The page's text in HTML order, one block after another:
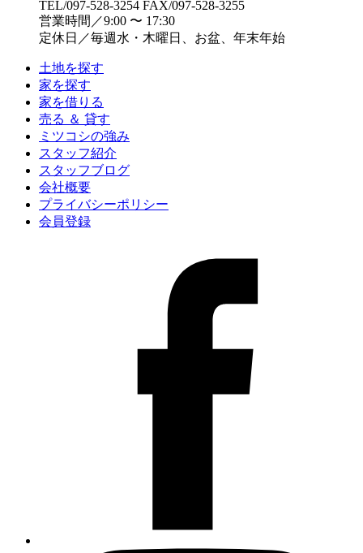
TEL/097-528-3254 FAX/097-528-3255
営業時間／9:00 〜 17:30
定休日／毎週水・木曜日、お盆、年末年始
土地を探す
家を探す
家を借りる
売る ＆ 貸す
ミツコシの強み
スタッフ紹介
スタッフブログ
会社概要
プライバシーポリシー
会員登録